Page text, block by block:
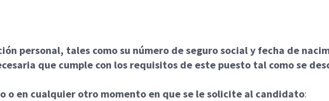
personal, tales como su número de seguro social y fecha de
que cumple con los requisitos de este puesto tal como se
o en cualquier otro momento en que se le solicite al candidato: